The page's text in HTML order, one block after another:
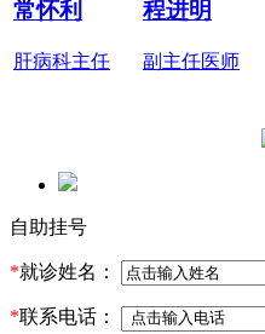
常怀利
肝病科主任
程进明
副主任医师
自助挂号
*就诊姓名：
*联系电话：